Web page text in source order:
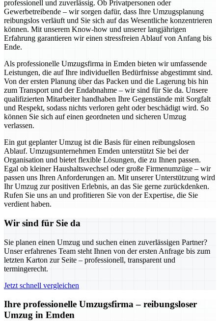
professionell und zuverlässig. Ob Privatpersonen oder
Gewerbetreibende – wir sorgen dafür, dass Ihre Umzugsplanung
reibungslos verläuft und Sie sich auf das Wesentliche konzentrieren
können. Mit unserem Know-how und unserer langjährigen
Erfahrung garantieren wir einen stressfreien Ablauf von Anfang bis
Ende.
Als professionelle Umzugsfirma in Emden bieten wir umfassende
Leistungen, die auf Ihre individuellen Bedürfnisse abgestimmt sind.
Von der ersten Planung über das Packen und die Lagerung bis hin
zum Transport und der Endabnahme – wir sind für Sie da. Unsere
qualifizierten Mitarbeiter handhaben Ihre Gegenstände mit Sorgfalt
und Respekt, sodass nichts verloren geht oder beschädigt wird. So
können Sie sich auf einen geordneten und sicheren Umzug
verlassen.
Ein gut geplanter Umzug ist die Basis für einen reibungslosen
Ablauf. Umzugsunternehmen Emden unterstützt Sie bei der
Organisation und bietet flexible Lösungen, die zu Ihnen passen.
Egal ob kleiner Haushaltswechsel oder große Firmenumzüge – wir
passen uns Ihren Anforderungen an. Mit unserer Unterstützung wird
Ihr Umzug zur positiven Erlebnis, an das Sie gerne zurückdenken.
Rufen Sie uns an und profitieren Sie von der Expertise, die Sie
verdient haben.
Wir sind für Sie da
Sie planen einen Umzug und suchen einen zuverlässigen Partner?
Unser erfahrenes Team steht Ihnen von der ersten Anfrage bis zum
letzten Karton zur Seite – professionell, transparent und
termingerecht.
Jetzt schnell vergleichen
Ihre professionelle Umzugsfirma – reibungsloser
Umzug in Emden